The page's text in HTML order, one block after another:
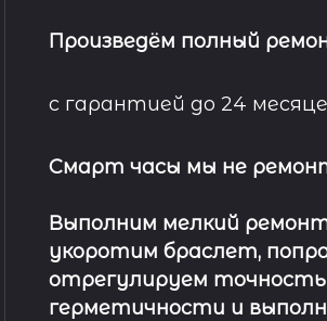
Произведём полный
с гарантией до 24
Смарт часы мы не
Выполним мелкий
укоротим браслет,
отрегулируем точность
герметичности и